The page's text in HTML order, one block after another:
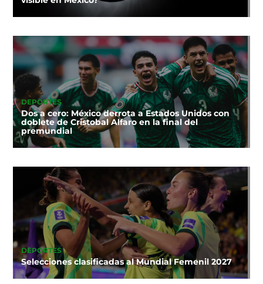
DEPORTES
Dos a cero: México derrota a Estados Unidos con
doblete de Cristobal Alfaro en la final del
premundial
DEPORTES
Selecciones clasificadas al Mundial Femenil 2027